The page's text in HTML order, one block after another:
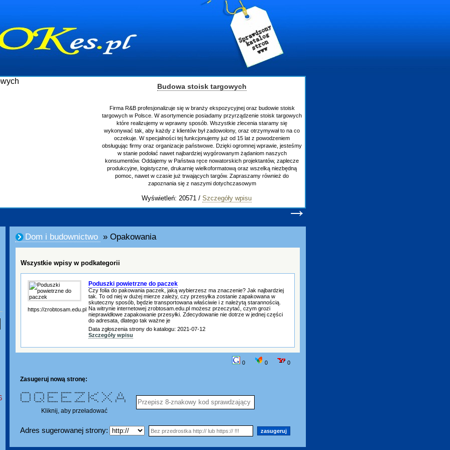
Budowa stoisk targowych
Firma R&B profesjonalizuje się w branży ekspozycyjnej oraz budowie stoisk
targowych w Polsce. W asortymencie posiadamy przyrządzenie stoisk targowych
które realizujemy w wprawny sposób. Wszystkie zlecenia staramy się
wykonywać tak, aby każdy z klientów był zadowolony, oraz otrzymywał to na co
oczekuje. W specjalności tej funkcjonujemy już od 15 lat z powodzeniem
obsługując firmy oraz organizacje państwowe. Dzięki ogromnej wprawie, jesteśmy
w stanie podołać nawet najbardziej wygórowanym żądaniom naszych
konsumentów. Oddajemy w Państwa ręce nowatorskich projektantów, zaplecze
produkcyjne, logistyczne, drukarnię wielkoformatową oraz wszelką niezbędną
pomoc, nawet w czasie już trwających targów. Zapraszamy również do
zapoznania się z naszymi dotychczasowym
Wyświetleń: 20571 / Szczegóły wpisu
→
Dom i budownictwo » Opakowania
Wszystkie wpisy w podkategorii
https://zrobtosam.edu.pl
Poduszki powietrzne do paczek
Czy folia do pakowania paczek, jaką wybierzesz ma znaczenie? Jak najbardziej
tak. To od niej w dużej mierze zależy, czy przesyłka zostanie zapakowana w
skuteczny sposób, będzie transportowana właściwie i z należytą starannością.
Na witrynie internetowej zrobtosam.edu.pl możesz przeczytać, czym grozi
nieprawidłowe zapakowanie przesyłki. Zdecydowanie nie dotrze w jednej części
do adresata, dlatego tak ważne je
Data zgłoszenia strony do katalogu: 2021-07-12
Szczegóły wpisu
0 0 0
Zasugeruj nową stronę:
***** ***** ******* ******* ******* * * * * *
* * * * * * * * ** * * * *
* * * * * * * * ** * * * *
* * * * **** **** * ** * * *
* * * * * * * * * ** * * *****
* * * * * * * * ** * * * *
***** **** * ******* ******* ******* * * * * * *
Kliknij, aby przeładować
Adres sugerowanej strony: